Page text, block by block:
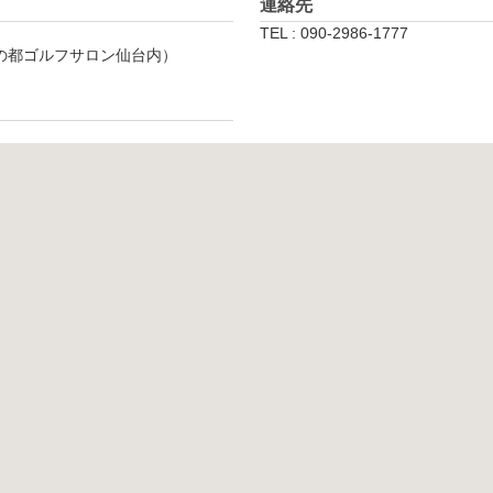
ゴルフサロン仙台内）
連絡先
TEL : 090-2986-1777